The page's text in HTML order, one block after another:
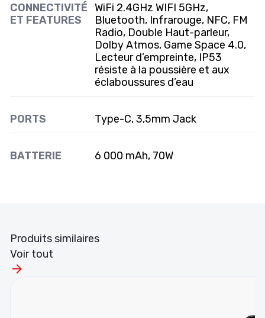
CONNECTIVITÉ
ET FEATURES
WiFi 2.4GHz WIFI 5GHz,
Bluetooth, Infrarouge, NFC, FM
Radio, Double Haut-parleur,
Dolby Atmos, Game Space 4.0,
Lecteur d’empreinte, IP53
résiste à la poussière et aux
éclaboussures d’eau
PORTS Type-C, 3,5mm Jack
BATTERIE 6 000 mAh, 70W
Produits similaires
Voir tout